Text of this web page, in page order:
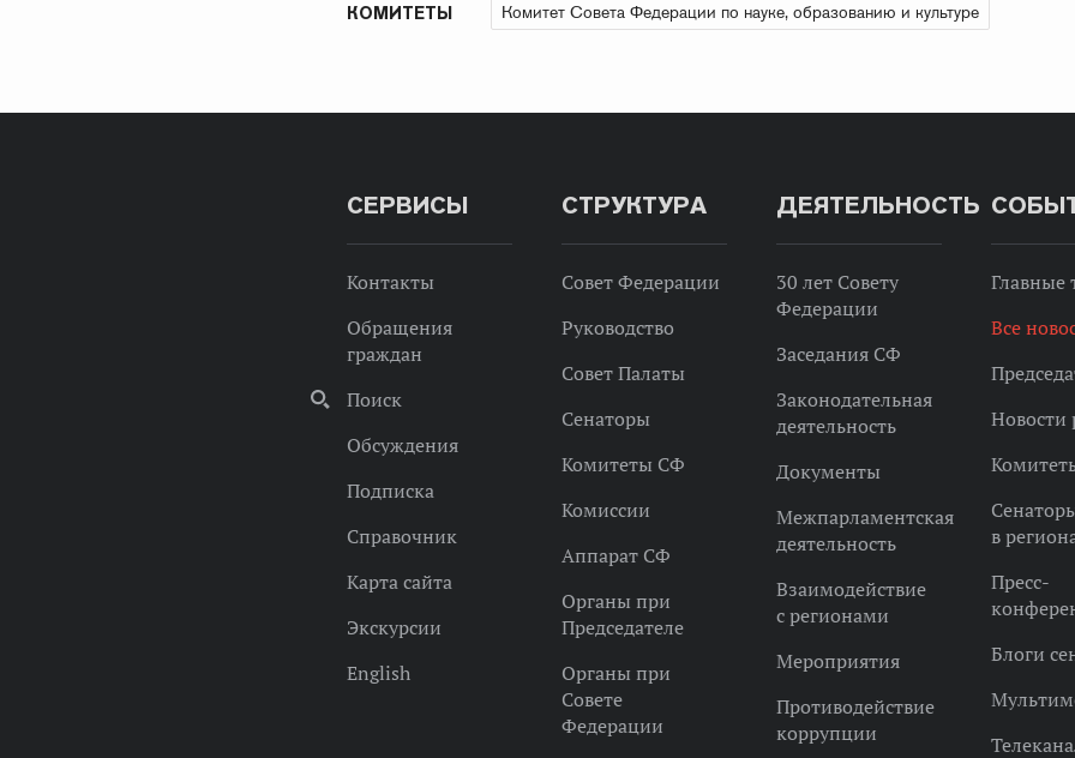
КОМИТЕТЫ Комитет Совета Федерации по науке, образованию и культуре
СЕРВИСЫ
Контакты
Обращения
граждан
Поиск
Обсуждения
Подписка
Справочник
Карта сайта
Экскурсии
English
СТРУКТУРА
Совет Федерации
Руководство
Совет Палаты
Сенаторы
Комитеты СФ
Комиссии
Аппарат СФ
Органы при
Председателе
Органы при
Совете
Федерации
ДЕЯТЕЛЬНОСТЬ
30 лет Совету
Федерации
Заседания СФ
Законодательная
деятельность
Документы
Межпарламентская
деятельность
Взаимодействие
с регионами
Мероприятия
Противодействие
коррупции
Главные
Все
Новости
в
Пресс-
Блоги